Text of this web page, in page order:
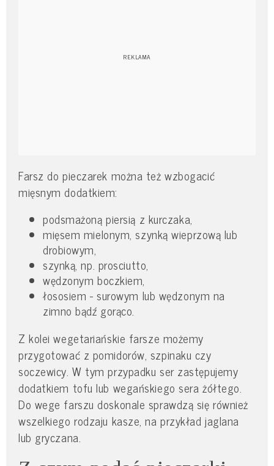
Farsz do pieczarek można też wzbogacić
mięsnym dodatkiem:
podsmażoną piersią z kurczaka,
mięsem mielonym, szynką wieprzową lub
drobiowym,
szynką, np. prosciutto,
wędzonym boczkiem,
łososiem - surowym lub wędzonym na
zimno bądź gorąco.
Z kolei wegetariańskie farsze możemy
przygotować z pomidorów, szpinaku czy
soczewicy. W tym przypadku ser zastępujemy
dodatkiem tofu lub wegańskiego sera żółtego.
Do wege farszu doskonale sprawdzą się również
wszelkiego rodzaju kasze, na przykład jaglana
lub gryczana.